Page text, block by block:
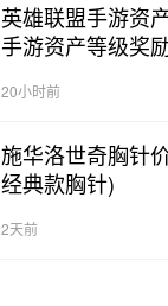
英雄联盟手游资
手游资产等级奖
20小时前
施华洛世奇胸针
经典款胸针)
2天前